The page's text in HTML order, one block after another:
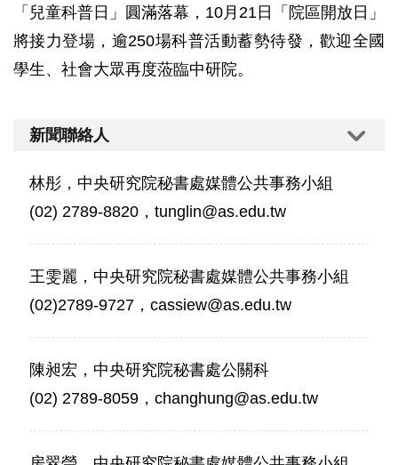
「兒童科普日」圓滿落幕，10月21日「院區開放日」
將接力登場，逾250場科普活動蓄勢待發，歡迎全國
學生、社會大眾再度蒞臨中研院。
新聞聯絡人
林彤，中央研究院秘書處媒體公共事務小組
(02) 2789-8820，tunglin@as.edu.tw
王雯麗，中央研究院秘書處媒體公共事務小組
(02)2789-9727，cassiew@as.edu.tw
陳昶宏，中央研究院秘書處公關科
(02) 2789-8059，changhung@as.edu.tw